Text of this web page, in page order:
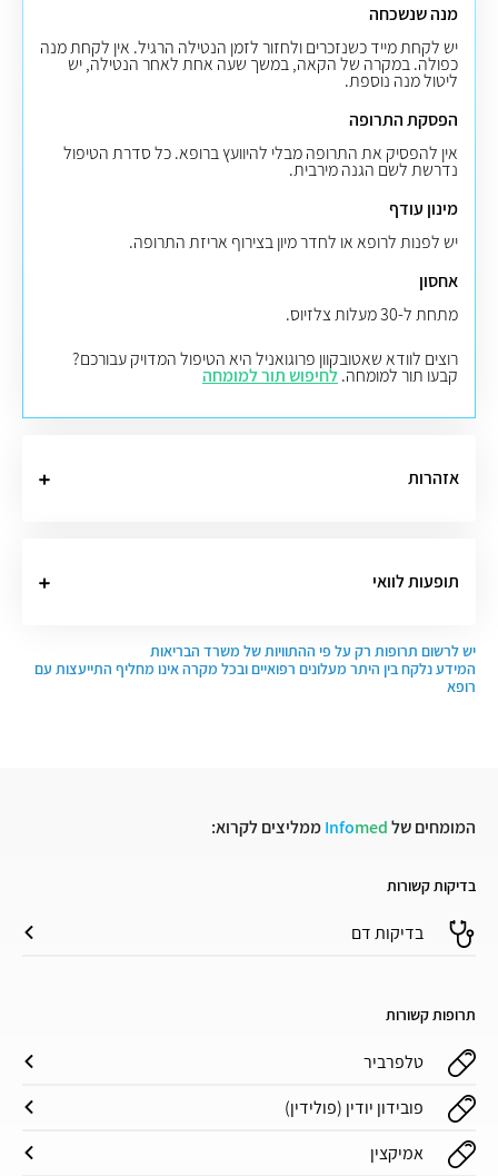
מנה שנשכחה
יש לקחת מייד כשנזכרים ולחזור לזמן הנטילה הרגיל. אין לקחת מנה
כפולה. במקרה של הקאה, במשך שעה אחת לאחר הנטילה, יש
ליטול מנה נוספת.
הפסקת התרופה
אין להפסיק את התרופה מבלי להיוועץ ברופא.כל סדרת הטיפול
נדרשת לשם הגנה מירבית.
מינון עודף
יש לפנות לרופא או לחדר מיון בצירוף אריזת התרופה.
אחסון
מתחת ל-30 מעלות צלזיוס.
רוצים לוודא שאטובקוון פרוגואניל היא הטיפול המדויק עבורכם?
קבעו תור למומחה.לחיפוש תור למומחה
אזהרות
תופעות לוואי
יש לרשום תרופות רק על פי ההתוויות של משרד הבריאות
המידע נלקח בין היתר מעלונים רפואיים ובכל מקרה אינו מחליף התייעצות עם
רופא
המומחים של Infomed ממליצים לקרוא:
בדיקות קשורות
בדיקות דם
תרופות קשורות
טלפרביר
פובידון יודין (פולידין)
אמיקצין